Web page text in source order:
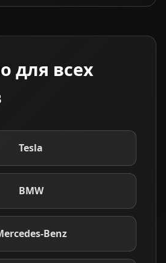
для всех
Tesla
BMW
Benz